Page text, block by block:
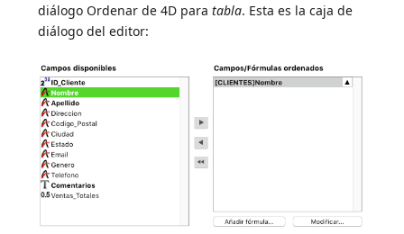
diálogo Ordenar de 4D paratabla. Esta es la caja de
diálogo del editor: